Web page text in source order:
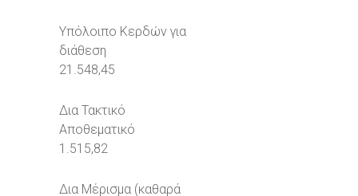
Υπόλοιπο Κερδών για
διάθεση
21.548,45
Δια Τακτικό
Αποθεματικό
1.515,82
Δια Μέρισμα (καθαρά